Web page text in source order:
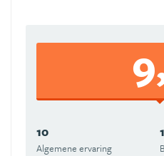
10
Algemene ervaring